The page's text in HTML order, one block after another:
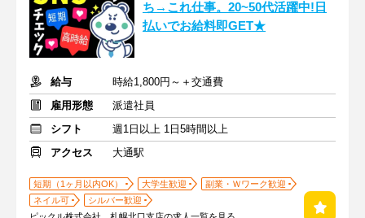
ち→これ仕事。20~50代活躍中!日
払いでお給料即GET★
給与
時給1,800円～＋交通費
雇用形態
派遣社員
シフト
週1日以上 1日5時間以上
アクセス
大通駅
短期（1ヶ月以内OK） 大学生歓迎
副業・Ｗワーク歓迎
ネイル可
シルバー歓迎